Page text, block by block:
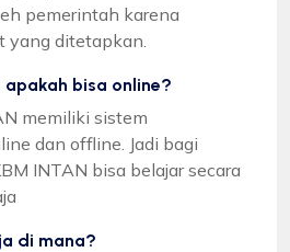
pemerintah karena
yang ditetapkan.
apakah bisa online?
memiliki sistem
dan offline. Jadi bagi
INTAN bisa belajar secara
di mana?